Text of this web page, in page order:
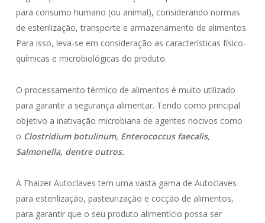
para consumo humano (ou animal), considerando normas
de esterilização, transporte e armazenamento de alimentos.
Para isso, leva-se em consideração as características físico-
químicas e microbiológicas do produto.
O processamento térmico de alimentos é muito utilizado
para garantir a segurança alimentar. Tendo como principal
objetivo a inativação microbiana de agentes nocivos como
o Clostridium botulinum, Enterococcus faecalis,
Salmonella, dentre outros.
A Fhaizer Autoclaves tem uma vasta gama de Autoclaves
para esterilização, pasteurização e cocção de alimentos,
para garantir que o seu produto alimentício possa ser